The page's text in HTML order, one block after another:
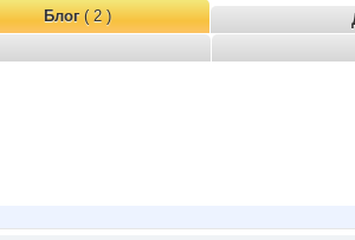
Блог( 2 )